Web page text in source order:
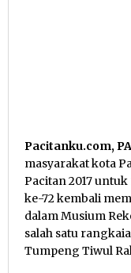
Pacitanku.com,
masyarakat kota
Pacitan 2017
ke-72 kembali
dalam Musium
salah satu
Tumpeng Tiwul